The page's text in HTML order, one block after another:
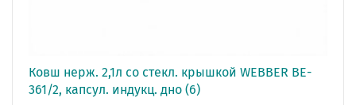
Ковш нерж. 2,1л со стекл. крышкой WEBBER BE-
361/2, капсул. индукц. дно (6)